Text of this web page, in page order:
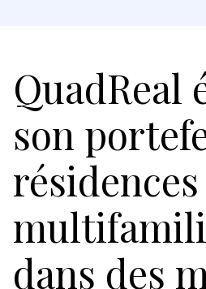
QuadReal
son
résidences
dans des